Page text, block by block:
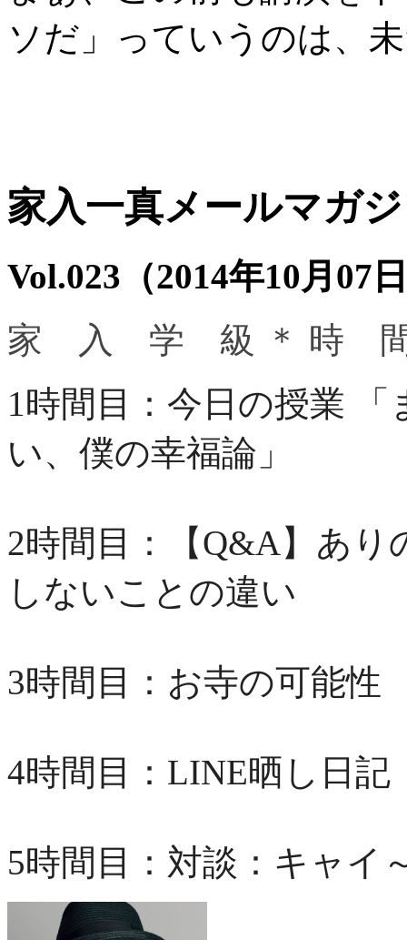
ソだ」っていうのは、
家入一真メールマガ
Vol.023（2014年10月07
家 入 学 級 ＊ 時
1時間目：今日の授業
い、僕の幸福論」
2時間目：【Q&A】あ
しないことの違い
3時間目：お寺の可能性
4時間目： LINE晒し日記
5時間目：対談：キャイ